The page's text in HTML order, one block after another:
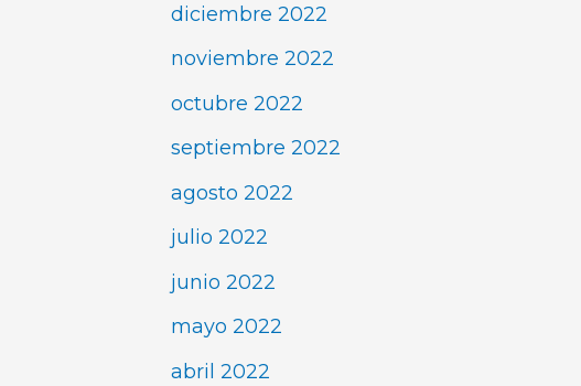
diciembre 2022
noviembre 2022
octubre 2022
septiembre 2022
agosto 2022
julio 2022
junio 2022
mayo 2022
abril 2022